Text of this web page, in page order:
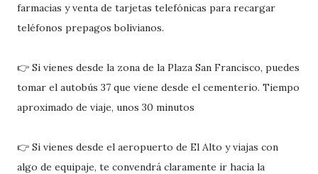
farmacias y venta de tarjetas telefónicas para recargar
teléfonos prepagos bolivianos.
👉 Si vienes desde la zona de la Plaza San Francisco, puedes
tomar el autobús 37 que viene desde el cementerio. Tiempo
aproximado de viaje, unos 30 minutos
👉 Si vienes desde el aeropuerto de El Alto y viajas con
algo de equipaje, te convendrá claramente ir hacia la